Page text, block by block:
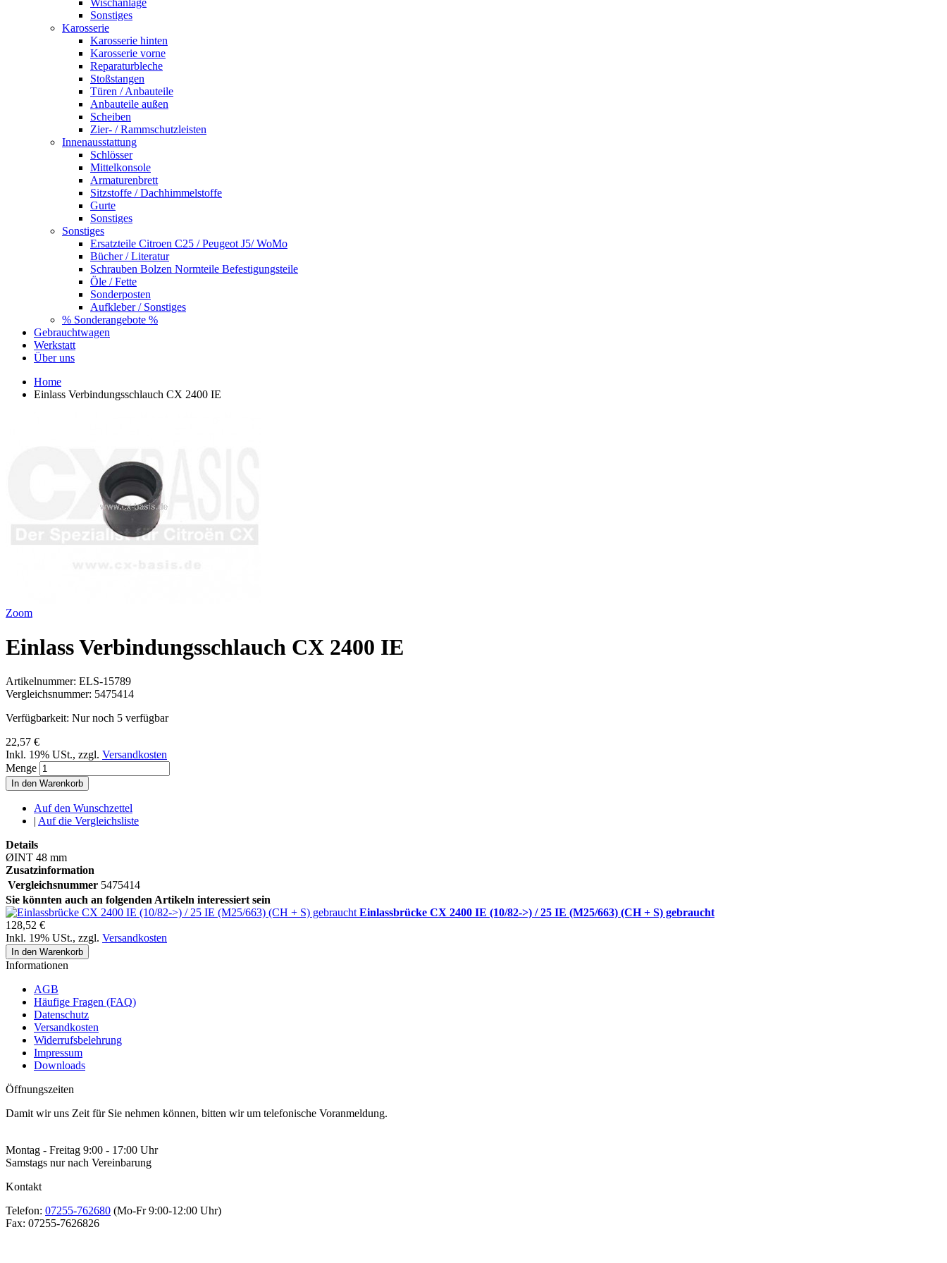
Sonstiges
Karosserie
Karosserie hinten
Karosserie vorne
Reparaturbleche
Stoßstangen
Türen / Anbauteile
Anbauteile außen
Scheiben
Zier- / Rammschutzleisten
Innenausstattung
Schlösser
Mittelkonsole
Armaturenbrett
Sitzstoffe / Dachhimmelstoffe
Gurte
Sonstiges
Sonstiges
Ersatzteile Citroen C25 / Peugeot J5/ WoMo
Bücher / Literatur
Schrauben Bolzen Normteile Befestigungsteile
Öle / Fette
Sonderposten
Aufkleber / Sonstiges
% Sonderangebote %
Gebrauchtwagen
Werkstatt
Über uns
Home
Einlass Verbindungsschlauch CX 2400 IE
Zoom
Einlass Verbindungsschlauch CX 2400 IE
Artikelnummer: ELS-15789
Vergleichsnummer: 5475414
Verfügbarkeit: Nur noch 5 verfügbar
22,57 €
Inkl. 19% USt., zzgl. Versandkosten
Menge
In den Warenkorb
Auf den Wunschzettel
| Auf die Vergleichsliste
Details
ØINT 48 mm
Zusatzinformation
Vergleichsnummer 5475414
Sie könnten auch an folgenden Artikeln interessiert sein
Einlassbrücke CX 2400 IE (10/82->) / 25 IE (M25/663) (CH + S) gebraucht
128,52 €
Inkl. 19% USt., zzgl. Versandkosten
In den Warenkorb
Informationen
AGB
Häufige Fragen (FAQ)
Datenschutz
Versandkosten
Widerrufsbelehrung
Impressum
Downloads
Öffnungszeiten
Damit wir uns Zeit für Sie nehmen können, bitten wir um telefonische Voranmeldung.
Montag - Freitag 9:00 - 17:00 Uhr
Samstags nur nach Vereinbarung
Kontakt
Telefon: 07255-762680 (Mo-Fr 9:00-12:00 Uhr)
Fax: 07255-7626826